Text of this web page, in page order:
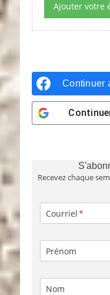
Ajouter votre
Continuer
Recevez chaque
Courriel
Prénom
Nom